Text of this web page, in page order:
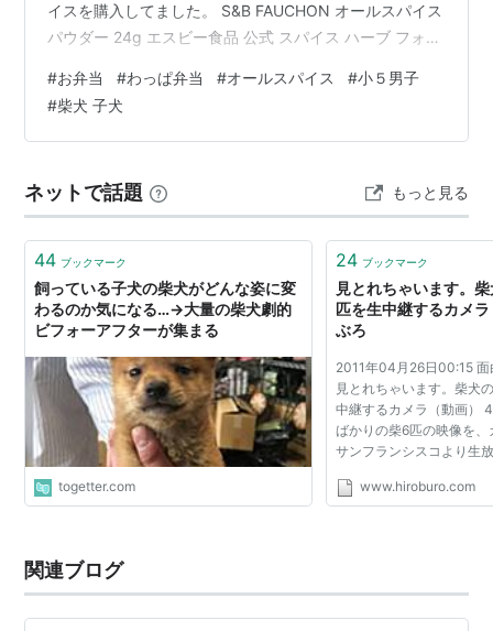
イスを購入してました。 S&B FAUCHON オールスパイス
パウダー 24g エスビー食品 公式 スパイス ハーブ フォシ
ッキーを食べたことがないらしい。 正解がわかるのか？
ww ってことで、せっかく購入したのならとオールスパ
イス使いたくなりましたw 本日のお弁当 夫弁当 私弁当
（じゃがいも＆スナップエンドウ） 味玉 千切りキャ…
#お弁当 #わっぱ弁当 #オールスパイス #小５男子
#柴犬 子犬
ネットで話題 もっと見る
44 ブックマーク
飼っている子犬の柴犬がどんな姿に変
わるのか気になる…→大量の柴犬劇的
ビフォーアフターが集まる
togetter.com
24 ブックマーク
見とれちゃいます。
匹を生中継するカメ
ぶろ
2011年04月26日00:15 面
見とれちゃいます。柴犬
中継するカメラ（動画）
ばかりの柴6匹の映像を
サンフランシスコより生
過去にも柴犬が生まれる
www.hiroburo.com
関連ブログ